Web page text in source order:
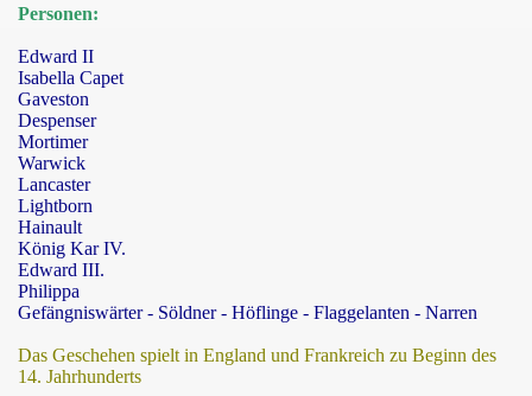
Personen:
Edward II
Isabella Capet
Gaveston
Despenser
Mortimer
Warwick
Lancaster
Lightborn
Hainault
König Kar IV.
Edward III.
Philippa
Gefängniswärter - Söldner - Höflinge - Flaggelanten - Narren
Das Geschehen spielt in England und Frankreich zu Beginn des
14. Jahrhunderts